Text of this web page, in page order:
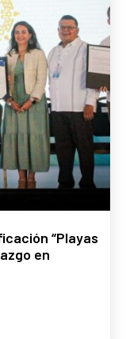
“Playas
en